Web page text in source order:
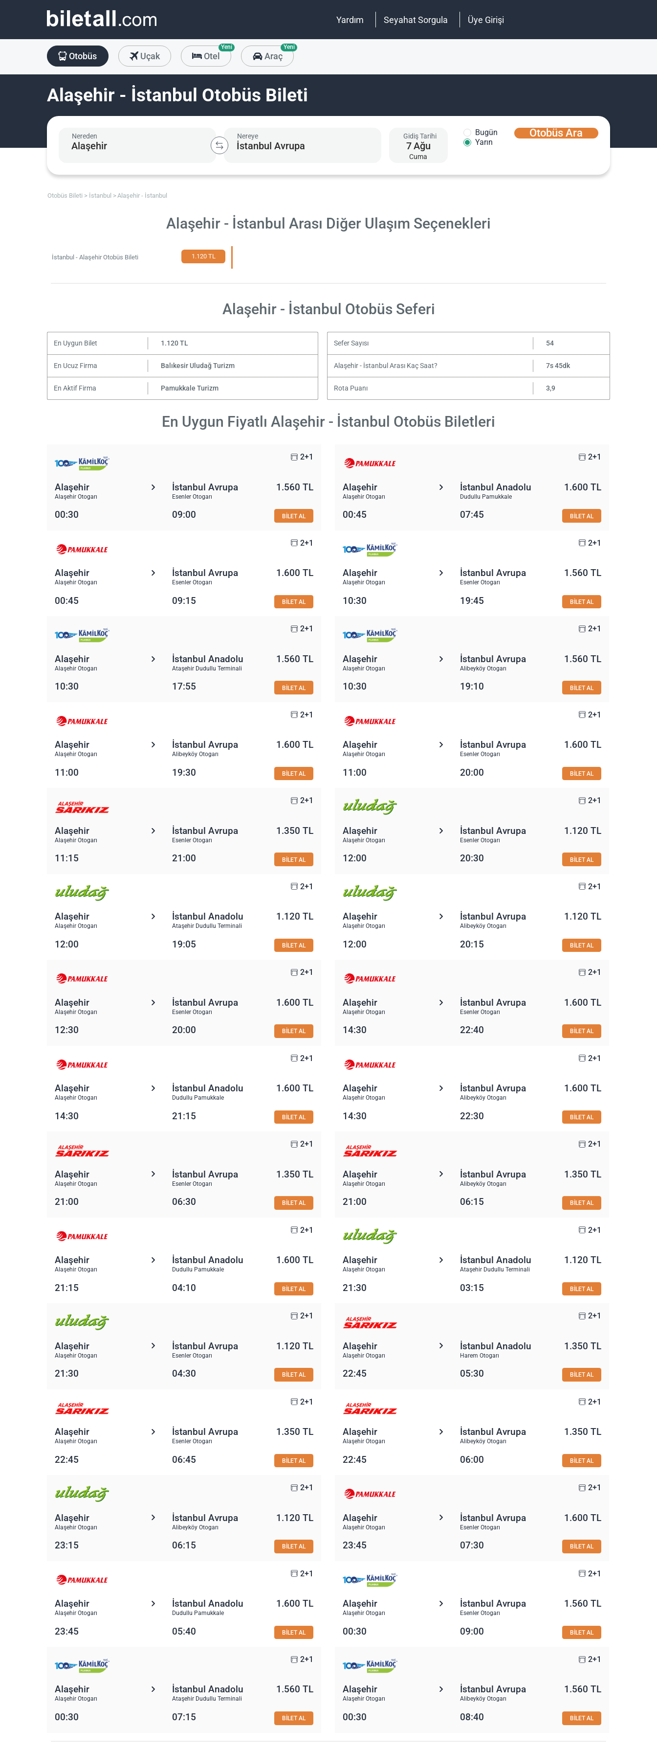
Yardım Seyahat Sorgula Üye Girişi
Otobüs Uçak Otel
Yeni
Araç
Yeni
Alaşehir - İstanbul Otobüs Bileti
Nereden Nereye Gidiş Tarihi
7Ağu
Cuma
Bugün
Yarın
Otobüs Ara
Otobüs Bileti İstanbul Alaşehir - İstanbul
Alaşehir - İstanbul Arası Diğer Ulaşım Seçenekleri
İstanbul - Alaşehir Otobüs Bileti 1.120 TL
Alaşehir - İstanbul Otobüs Seferi
En Uygun Bilet 1.120 TL Sefer Sayısı 54
En Ucuz Firma Balıkesir Uludağ Turizm Alaşehir - İstanbul Arası Kaç Saat? 7s 45dk
En Aktif Firma Pamukkale Turizm Rota Puanı 3,9
En Uygun Fiyatlı Alaşehir - İstanbul Otobüs Biletleri
2+1
Alaşehir
Alaşehir Otogarı
İstanbul Avrupa
Esenler Otogarı
1.560 TL
00:30 09:00 BİLET AL
2+1
Alaşehir
Alaşehir Otogarı
İstanbul Anadolu
Dudullu Pamukkale
1.600 TL
00:45 07:45 BİLET AL
2+1
Alaşehir
Alaşehir Otogarı
İstanbul Avrupa
Esenler Otogarı
1.600 TL
00:45 09:15 BİLET AL
2+1
Alaşehir
Alaşehir Otogarı
İstanbul Avrupa
Esenler Otogarı
1.560 TL
10:30 19:45 BİLET AL
2+1
Alaşehir
Alaşehir Otogarı
İstanbul Anadolu
Ataşehir Dudullu Terminali
1.560 TL
10:30 17:55 BİLET AL
2+1
Alaşehir
Alaşehir Otogarı
İstanbul Avrupa
Alibeyköy Otogarı
1.560 TL
10:30 19:10 BİLET AL
2+1
Alaşehir
Alaşehir Otogarı
İstanbul Avrupa
Alibeyköy Otogarı
1.600 TL
11:00 19:30 BİLET AL
2+1
Alaşehir
Alaşehir Otogarı
İstanbul Avrupa
Esenler Otogarı
1.600 TL
11:00 20:00 BİLET AL
2+1
Alaşehir
Alaşehir Otogarı
İstanbul Avrupa
Esenler Otogarı
1.350 TL
11:15 21:00 BİLET AL
2+1
Alaşehir
Alaşehir Otogarı
İstanbul Avrupa
Esenler Otogarı
1.120 TL
12:00 20:30 BİLET AL
2+1
Alaşehir
Alaşehir Otogarı
İstanbul Anadolu
Ataşehir Dudullu Terminali
1.120 TL
12:00 19:05 BİLET AL
2+1
Alaşehir
Alaşehir Otogarı
İstanbul Avrupa
Alibeyköy Otogarı
1.120 TL
12:00 20:15 BİLET AL
2+1
Alaşehir
Alaşehir Otogarı
İstanbul Avrupa
Esenler Otogarı
1.600 TL
12:30 20:00 BİLET AL
2+1
Alaşehir
Alaşehir Otogarı
İstanbul Avrupa
Esenler Otogarı
1.600 TL
14:30 22:40 BİLET AL
2+1
Alaşehir
Alaşehir Otogarı
İstanbul Anadolu
Dudullu Pamukkale
1.600 TL
14:30 21:15 BİLET AL
2+1
Alaşehir
Alaşehir Otogarı
İstanbul Avrupa
Alibeyköy Otogarı
1.600 TL
14:30 22:30 BİLET AL
2+1
Alaşehir
Alaşehir Otogarı
İstanbul Avrupa
Esenler Otogarı
1.350 TL
21:00 06:30 BİLET AL
2+1
Alaşehir
Alaşehir Otogarı
İstanbul Avrupa
Alibeyköy Otogarı
1.350 TL
21:00 06:15 BİLET AL
2+1
Alaşehir
Alaşehir Otogarı
İstanbul Anadolu
Dudullu Pamukkale
1.600 TL
21:15 04:10 BİLET AL
2+1
Alaşehir
Alaşehir Otogarı
İstanbul Anadolu
Ataşehir Dudullu Terminali
1.120 TL
21:30 03:15 BİLET AL
2+1
Alaşehir
Alaşehir Otogarı
İstanbul Avrupa
Esenler Otogarı
1.120 TL
21:30 04:30 BİLET AL
2+1
Alaşehir
Alaşehir Otogarı
İstanbul Anadolu
Harem Otogarı
1.350 TL
22:45 05:30 BİLET AL
2+1
Alaşehir
Alaşehir Otogarı
İstanbul Avrupa
Esenler Otogarı
1.350 TL
22:45 06:45 BİLET AL
2+1
Alaşehir
Alaşehir Otogarı
İstanbul Avrupa
Alibeyköy Otogarı
1.350 TL
22:45 06:00 BİLET AL
2+1
Alaşehir
Alaşehir Otogarı
İstanbul Avrupa
Alibeyköy Otogarı
1.120 TL
23:15 06:15 BİLET AL
2+1
Alaşehir
Alaşehir Otogarı
İstanbul Avrupa
Esenler Otogarı
1.600 TL
23:45 07:30 BİLET AL
2+1
Alaşehir
Alaşehir Otogarı
İstanbul Anadolu
Dudullu Pamukkale
1.600 TL
23:45 05:40 BİLET AL
2+1
Alaşehir
Alaşehir Otogarı
İstanbul Avrupa
Esenler Otogarı
1.560 TL
00:30 09:00 BİLET AL
2+1
Alaşehir
Alaşehir Otogarı
İstanbul Anadolu
Ataşehir Dudullu Terminali
1.560 TL
00:30 07:15 BİLET AL
2+1
Alaşehir
Alaşehir Otogarı
İstanbul Avrupa
Alibeyköy Otogarı
1.560 TL
00:30 08:40 BİLET AL